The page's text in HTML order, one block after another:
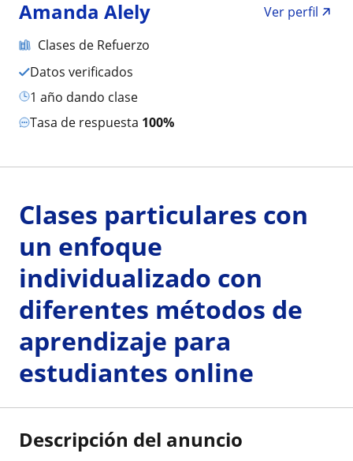
Amanda Alely
Ver perfil
Clases de Refuerzo
Datos verificados
1 año dando clase
Tasa de respuesta 100%
Clases particulares con
un enfoque
individualizado con
diferentes métodos de
aprendizaje para
estudiantes online
Descripción del anuncio